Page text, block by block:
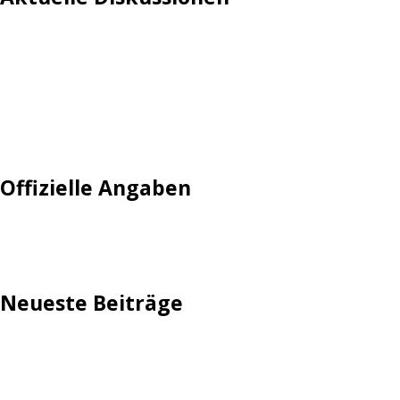
Offizielle Angaben
Neueste Beiträge